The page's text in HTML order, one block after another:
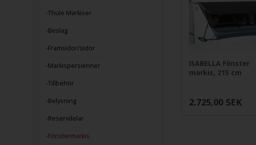
-Thule Markiser
-Beslag
-Framsidor/sidor
-Markispersienner
-Tillbehör
-Belysning
-Reservdelar
-Fönstermarkis
ISABELLA Fönster
markis, 215 cm
2.725,00 SEK